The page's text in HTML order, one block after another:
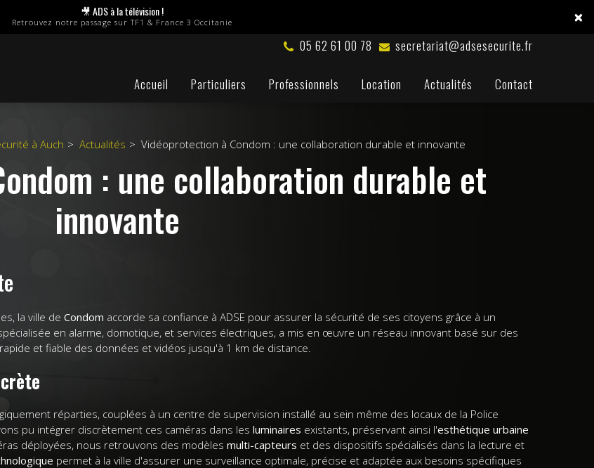
🎥 ADS à la télévision !
Retrouvez notre passage sur TF1 & France 3 Occitanie ×
05 62 61 00 78 secretariat@adsesecurite.fr
Accueil Particuliers Professionnels Location Actualités Contact
à Auch Actualités Vidéoprotection à Condom : une collaboration durable et innovante
: une collaboration durable et
innovante
la ville de Condom accorde sa confiance à ADSE pour assurer la sécurité de ses citoyens grâce à un
en alarme, domotique, et services électriques, a mis en œuvre un réseau innovant basé sur des
et fiable des données et vidéos jusqu'à 1 km de distance.
réparties, couplées à un centre de supervision installé au sein même des locaux de la Police
pu intégrer discrètement ces caméras dans les luminaires existants, préservant ainsi l'esthétique urbaine
déployées, nous retrouvons des modèles multi-capteurs et des dispositifs spécialisés dans la lecture et
permet à la ville d'assurer une surveillance optimale, précise et adaptée aux besoins spécifiques